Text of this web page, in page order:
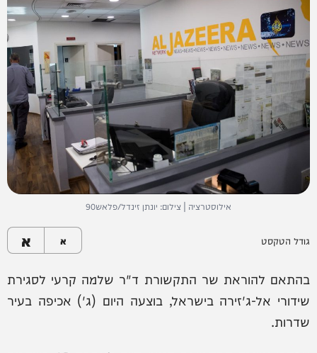
אילוסטרציה | צילום: יונתן זינדל/פלאש90
גודל הטקסט א א
בהתאם להוראת שר התקשורת ד"ר שלמה קרעי לסגירת
שידורי אל-ג'זירה בישראל, בוצעה היום (ג') אכיפה בעיר
שדרות.